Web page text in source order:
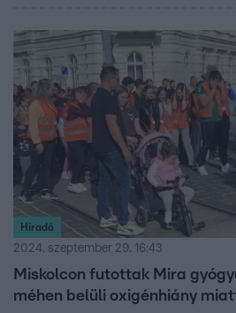
gondozásba kerülését.
Híradó
2024. szeptember 29. 16:43
Miskolcon futottak Mira
méhen belüli oxigénhiány